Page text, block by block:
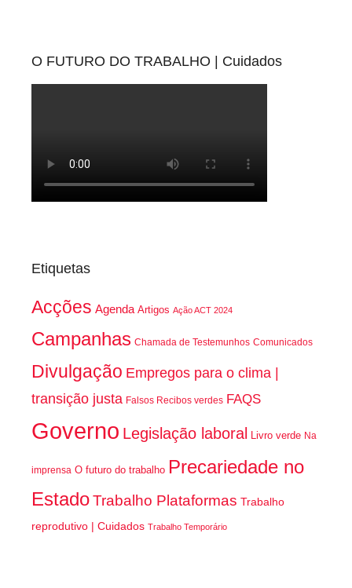
O FUTURO DO TRABALHO | Cuidados
Etiquetas
Acções Agenda Artigos Ação ACT 2024
Campanhas Chamada de Testemunhos Comunicados
Divulgação Empregos para o clima |
transição justa Falsos Recibos verdes FAQS
Governo Legislação laboral Livro verde Na
imprensa O futuro do trabalho Precariedade no
EstadoTrabalho Plataformas Trabalho
reprodutivo | Cuidados Trabalho Temporário